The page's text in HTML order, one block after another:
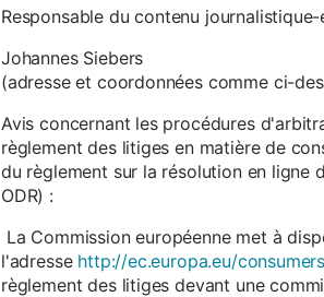
Responsable du contenu
Johannes Siebers
(adresse et coordonnées comme ci-
Avis concernant les procédures
règlement des litiges en matière de
du règlement sur la résolution en ligne
ODR) :
La Commission européenne met à
l'adresse http://ec.europa.eu/
règlement des litiges devant une